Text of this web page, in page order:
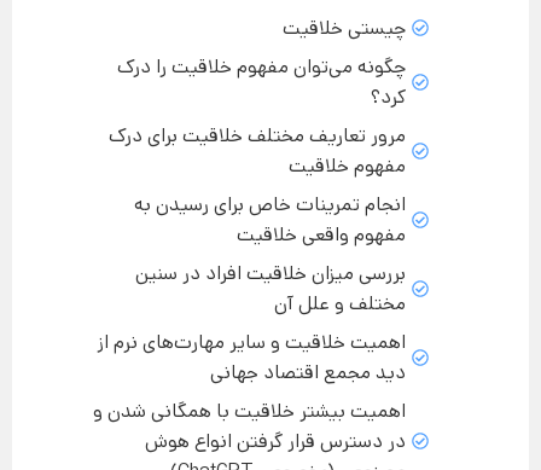
چیستی خلاقیت
چگونه می‌توان مفهوم خلاقیت را درک
کرد؟
مرور تعاریف مختلف خلاقیت برای درک
مفهوم خلاقیت
انجام تمرینات خاص برای رسیدن به
مفهوم واقعی خلاقیت
بررسی میزان خلاقیت افراد در سنین
مختلف و علل آن
اهمیت خلاقیت و سایر مهارت‌های نرم از
دید مجمع اقتصاد جهانی
اهمیت بیشتر خلاقیت با همگانی شدن و
در دسترس قرار گرفتن انواع هوش